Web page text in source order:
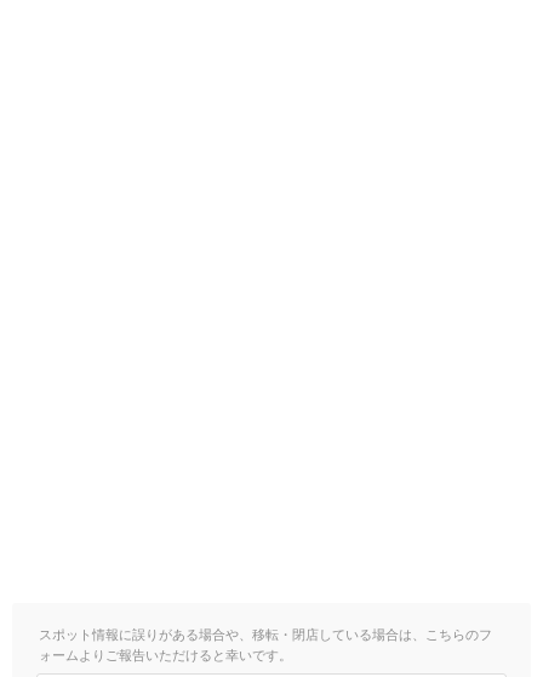
スポット情報に誤りがある場合や、移転・閉店している場合は、こちらのフ
ォームよりご報告いただけると幸いです。